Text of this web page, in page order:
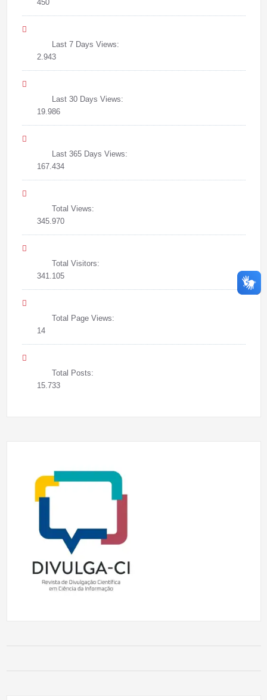
450
Last 7 Days Views:
2.943
Last 30 Days Views:
19.986
Last 365 Days Views:
167.434
Total Views:
345.970
Total Visitors:
341.105
Total Page Views:
14
Total Posts:
15.733